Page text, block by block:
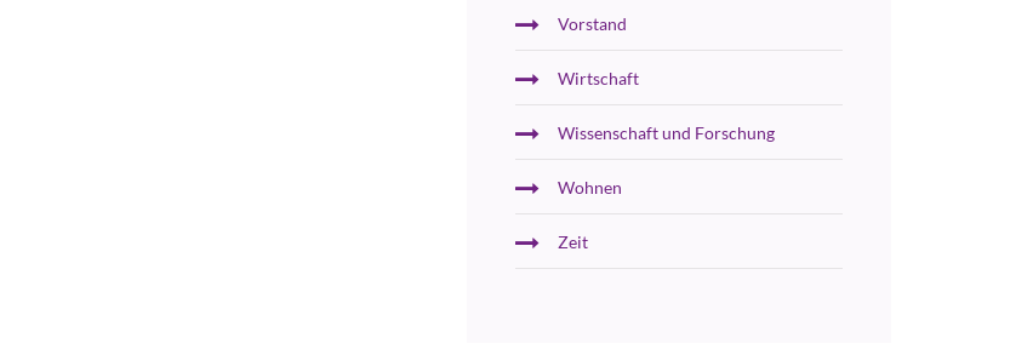
Vorstand
Wirtschaft
Wissenschaft und Forschung
Wohnen
Zeit